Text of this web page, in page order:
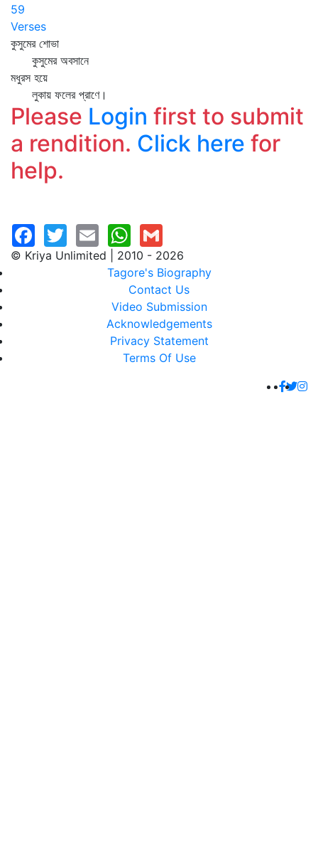
59
Verses
কুসুমের শোভা
কুসুমের অবসানে
মধুরস হয়ে
লুকায় ফলের প্রাণে।
Please Login first to submit
a rendition. Click here for
help.
© Kriya Unlimited | 2010 - 2026
Tagore's Biography
Contact Us
Video Submission
Acknowledgements
Privacy Statement
Terms Of Use